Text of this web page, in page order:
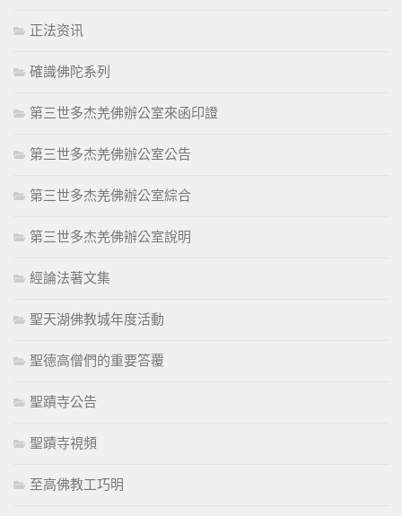
正法资讯
確識佛陀系列
第三世多杰羌佛辦公室來函印證
第三世多杰羌佛辦公室公告
第三世多杰羌佛辦公室綜合
第三世多杰羌佛辦公室說明
經論法著文集
聖天湖佛教城年度活動
聖德高僧們的重要答覆
聖蹟寺公告
聖蹟寺視頻
至高佛教工巧明